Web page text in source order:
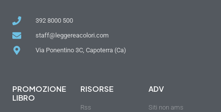
392 8000 500
staff@leggereacolori.com
Via Ponentino 3C, Capoterra (Ca)
PROMOZIONE
LIBRO
RISORSE
Rss
ADV
Siti non ams